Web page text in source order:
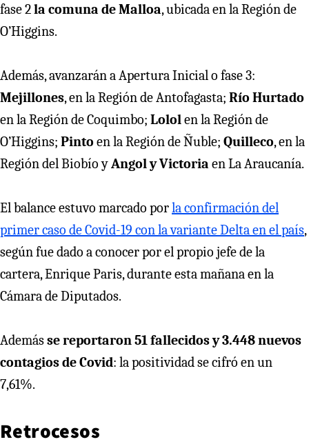
fase 2la comuna de Malloa, ubicada en la Región de
O’Higgins.
Además, avanzarán a Apertura Inicial o fase 3:
Mejillones, en la Región de Antofagasta; Río Hurtado
en la Región de Coquimbo; Lololen la Región de
O’Higgins; Pinto en la Región de Ñuble; Quilleco, en la
Región del Biobío yAngoly Victoria en La Araucanía.
El balance estuvo marcado porla confirmación del
primer caso de Covid-19 con la variante Delta en el país,
según fue dado a conocer por el propio jefe de la
cartera, Enrique Paris, durante esta mañana en la
Cámara de Diputados.
Ademásse reportaron 51 fallecidos y 3.448 nuevos
contagios de Covid: la positividad se cifró en un
7,61%.
Retrocesos